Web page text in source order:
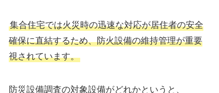
集合住宅では火災時の迅速な対応が居住者の安全
確保に直結するため、防火設備の維持管理が重要
視されています。
防災設備調査の対象設備がどれかというと、